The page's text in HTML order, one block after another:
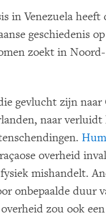
in Venezuela
geschiedenis
zoekt in
gevlucht zijn
naar
overheid
mishandelt.
onbepaalde duur
zou ook